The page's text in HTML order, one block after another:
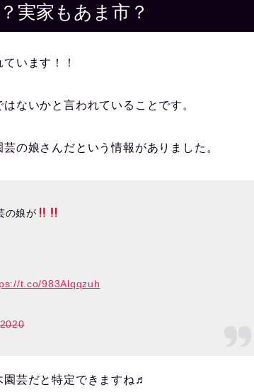
実家もあま市？
います！！
ないかと言われていることです。
芸の娘さんだという情報がありました。
の娘が
t.co/983Alqqzuh
園芸だと特定できますね♬